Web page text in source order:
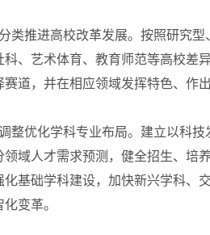
推进高校改革发展。按照研究型
科、艺术体育、教育师范等高校差
赛道，并在相应领域发挥特色、作
优化学科专业布局。建立以科技
领域人才需求预测，健全招生、培
化基础学科建设，加快新兴学科、
变革。